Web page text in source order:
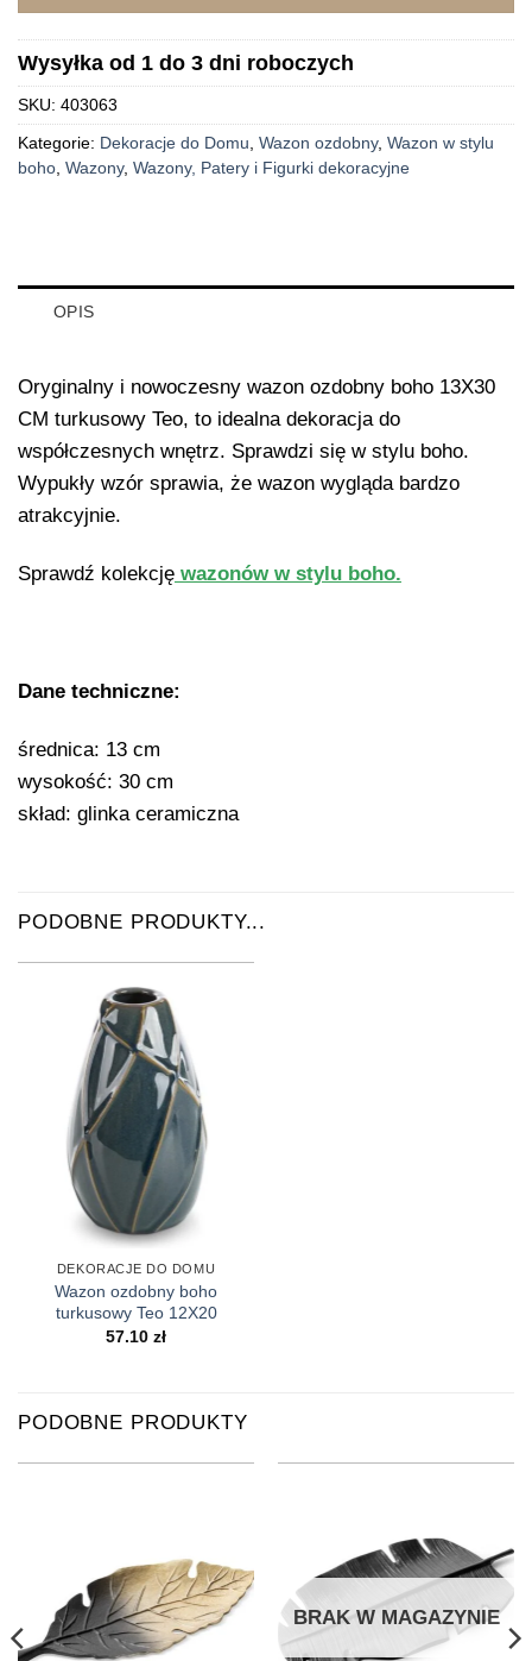
Wysyłka od 1 do 3 dni roboczych
SKU: 403063
Kategorie: Dekoracje do Domu Wazon ozdobny, Wazon w stylu
boho Wazony, Wazony, Patery i Figurki dekoracyjne
OPIS
Oryginalny i nowoczesny wazon ozdobny boho 13X30
CM turkusowy Teo, to idealna dekoracja do
współczesnych wnętrz. Sprawdzi się w stylu boho.
Wypukły wzór sprawia, że wazon wygląda bardzo
atrakcyjnie.
Sprawdź kolekcję wazonów w stylu boho.
Dane techniczne:
średnica: 13 cm
wysokość: 30 cm
skład: glinka ceramiczna
PODOBNE PRODUKTY...
DEKORACJE DO DOMU
Wazon ozdobny boho
turkusowy Teo 12X20
57.10 zł
PODOBNE PRODUKTY
BRAK W MAGAZYNIE